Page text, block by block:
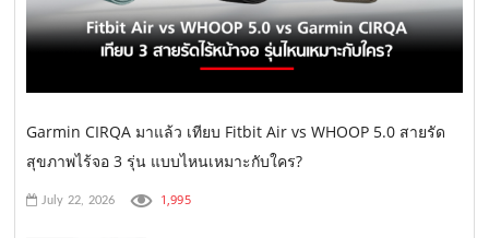
Garmin CIRQA มาแล้ว เทียบ Fitbit Air vs WHOOP 5.0 สายรัด
สุขภาพไร้จอ 3 รุ่น แบบไหนเหมาะกับใคร?
July 22, 2026 1,995